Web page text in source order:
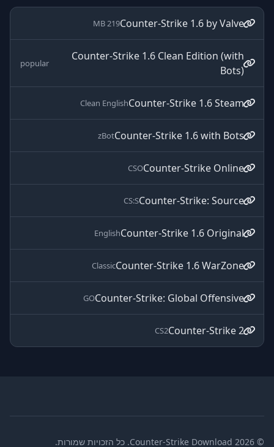
Counter-Strike 1.6 by Valve
219 MB
Counter-Strike 1.6 Clean Edition (with
Bots)
popular
Counter-Strike 1.6 Steam
Clean English
Counter-Strike 1.6 with Bots
zBot
Counter-Strike Online
CSO
Counter-Strike: Source
CS:S
Counter-Strike 1.6 Original
English
Counter-Strike 1.6 WarZone
Classic
Counter-Strike: Global Offensive
GO
Counter-Strike 2
CS2
© 2026 Counter-Strike Download. כל הזכויות שמורות.